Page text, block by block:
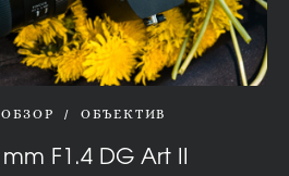
ОБЗОР ОБЪЕКТИВ
F1.4 DG Art II